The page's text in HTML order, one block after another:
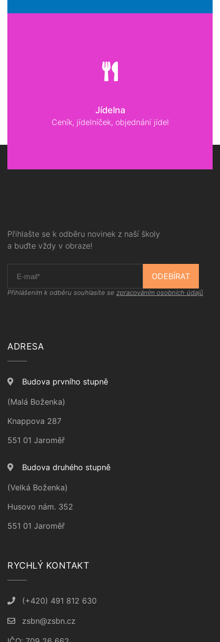
Jídelna
Ceník, jídelníček, objednání jídel
Přihlašte se k odběru novinek z naší školy
a buďte vždy v obraze!
ODEBÍRAT
Přihlášením k odběru souhlasíte se zpracováním osobních údajů
ADRESA
Budova prvního stupně
(Malá Boženka)
Knappova 287
551 01 Jaroměř
Budova druhého stupně
(Velká Boženka)
Husovo nám. 352
551 01 Jaroměř
RYCHLÝ KONTAKT
(+420) 491 812 630
zsbn@zsbn.cz